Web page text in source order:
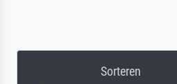
Sorteren